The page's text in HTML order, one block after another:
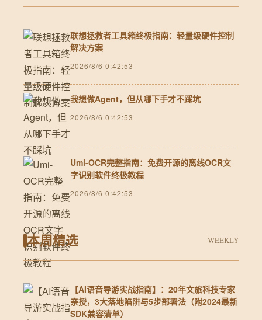
联想拯救者工具箱终极指南：轻量级硬件控制
解决方案
2026/8/6 0:42:53
我想做Agent，但从哪下手才不踩坑
2026/8/6 0:42:53
Umi-OCR完整指南：免费开源的离线OCR文
字识别软件终极教程
2026/8/6 0:42:53
本周精选 WEEKLY
【AI语音导游实战指南】：20年文旅科技专家
亲授，3大落地陷阱与5步部署法（附2024最新
SDK兼容清单）